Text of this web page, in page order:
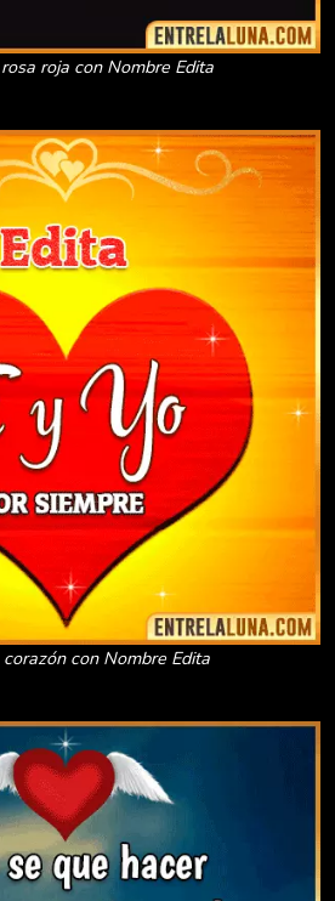
roja con Nombre Edita
con Nombre Edita